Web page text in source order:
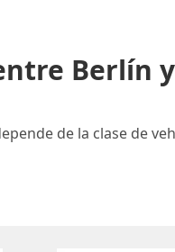
Berlín
de la clase de